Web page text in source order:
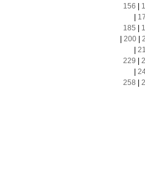
156
185
200|
229
258